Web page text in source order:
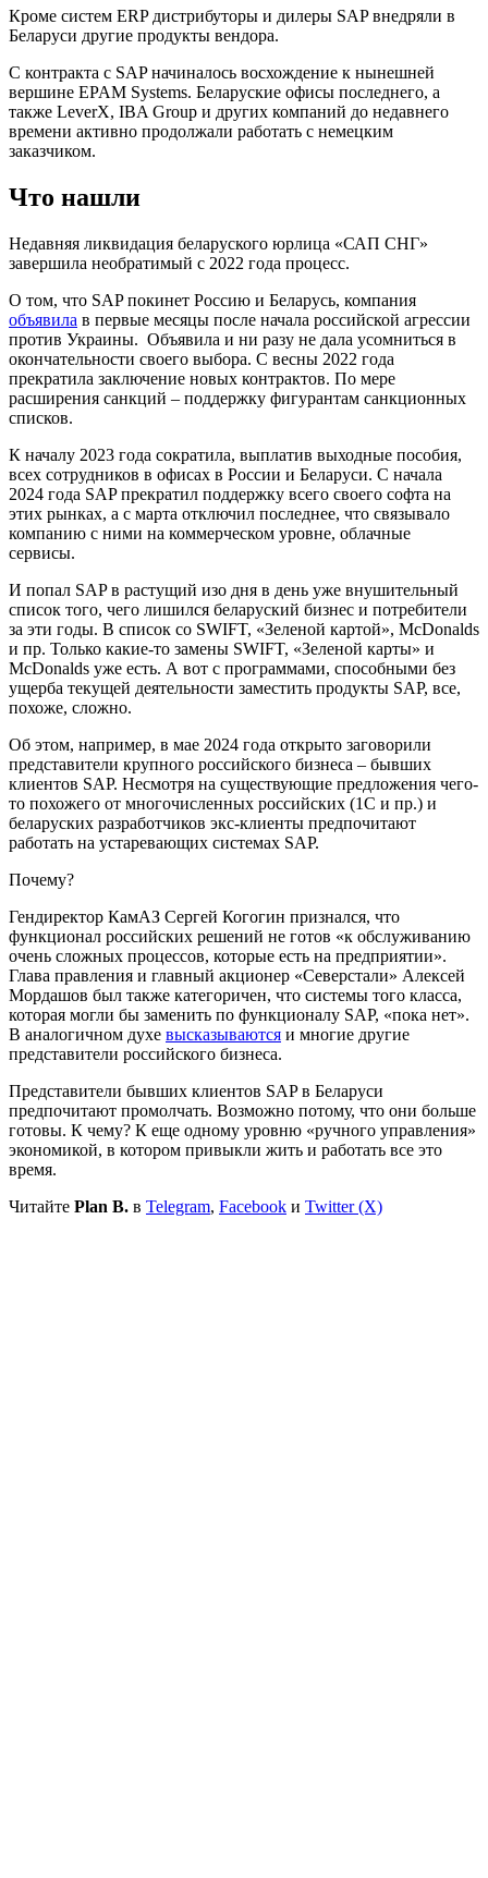
Кроме систем ERP дистрибуторы и дилеры SAP внедряли в
Беларуси другие продукты вендора.
С контракта с SAP начиналось восхождение к нынешней
вершине EPAM Systems. Беларуские офисы последнего, а
также LeverX, IBA Group и других компаний до недавнего
времени активно продолжали работать с немецким
заказчиком.
Что нашли
Недавняя ликвидация беларуского юрлица «САП СНГ»
завершила необратимый с 2022 года процесс.
О том, что SAP покинет Россию и Беларусь, компания
объявила в первые месяцы после начала российской агрессии
против Украины. Объявила и ни разу не дала усомниться в
окончательности своего выбора. С весны 2022 года
прекратила заключение новых контрактов. По мере
расширения санкций – поддержку фигурантам санкционных
списков.
К началу 2023 года сократила, выплатив выходные пособия,
всех сотрудников в офисах в России и Беларуси. С начала
2024 года SAP прекратил поддержку всего своего софта на
этих рынках, а с марта отключил последнее, что связывало
компанию с ними на коммерческом уровне, облачные
сервисы.
И попал SAP в растущий изо дня в день уже внушительный
список того, чего лишился беларуский бизнес и потребители
за эти годы. В список со SWIFT, «Зеленой картой», McDonalds
и пр. Только какие-то замены SWIFT, «Зеленой карты» и
McDonalds уже есть. А вот с программами, способными без
ущерба текущей деятельности заместить продукты SAP, все,
похоже, сложно.
Об этом, например, в мае 2024 года открыто заговорили
представители крупного российского бизнеса – бывших
клиентов SAP. Несмотря на существующие предложения чего-
то похожего от многочисленных российских (1С и пр.) и
беларуских разработчиков экс-клиенты предпочитают
работать на устаревающих системах SAP.
Почему?
Гендиректор КамАЗ Сергей Когогин признался, что
функционал российских решений не готов «к обслуживанию
очень сложных процессов, которые есть на предприятии».
Глава правления и главный акционер «Северстали» Алексей
Мордашов был также категоричен, что системы того класса,
которая могли бы заменить по функционалу SAP, «пока нет».
В аналогичном духе высказываются и многие другие
представители российского бизнеса.
Представители бывших клиентов SAP в Беларуси
предпочитают промолчать. Возможно потому, что они больше
готовы. К чему? К еще одному уровню «ручного управления»
экономикой, в котором привыкли жить и работать все это
время.
Читайте Plan B. в Telegram, Facebook и Twitter (X)